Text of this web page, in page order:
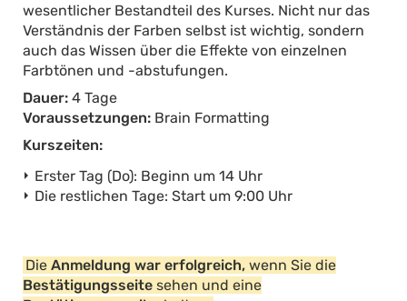
wesentlicher Bestandteil des Kurses. Nicht nur das
Verständnis der Farben selbst ist wichtig, sondern
auch das Wissen über die Effekte von einzelnen
Farbtönen und -abstufungen.
Dauer: 4 Tage
Voraussetzungen:Brain Formatting
Kurszeiten:
Erster Tag (Do): Beginn um 14 Uhr
Die restlichen Tage: Start um 9:00 Uhr
Die Anmeldung war erfolgreich, wenn Sie die
Bestätigungsseite sehen und eine